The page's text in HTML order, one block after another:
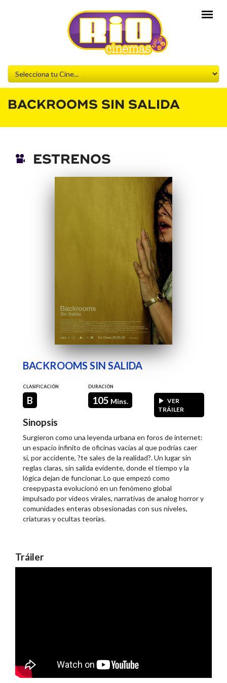
BACKROOMS SIN SALIDA
ESTRENOS
BACKROOMS SIN SALIDA
CLASIFICACIÓN
B
DURACIÓN
105 Mins.
VER
TRÁILER
Sinopsis
Surgieron como una leyenda urbana en foros de internet:
un espacio infinito de oficinas vacías al que podrías caer
si, por accidente, ?te sales de la realidad?. Un lugar sin
reglas claras, sin salida evidente, donde el tiempo y la
lógica dejan de funcionar. Lo que empezó como
creepypasta evolucionó en un fenómeno global
impulsado por videos virales, narrativas de analog horror y
comunidades enteras obsesionadas con sus niveles,
criaturas y ocultas teorías.
Tráiler